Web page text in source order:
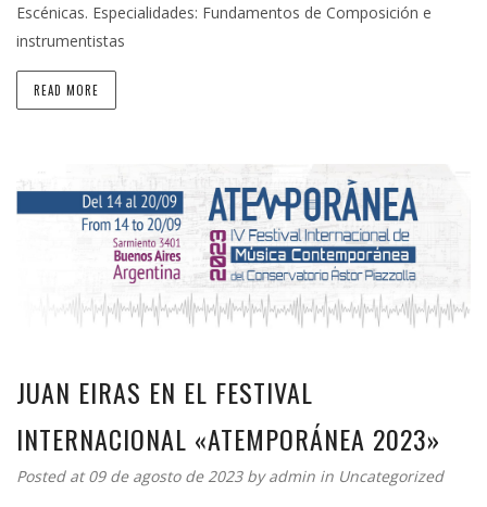
Escénicas. Especialidades: Fundamentos de Composición e
instrumentistas
READ MORE
JUAN EIRAS EN EL FESTIVAL
INTERNACIONAL «ATEMPORÁNEA 2023»
Posted at 09 de agosto de 2023 byadmin in Uncategorized